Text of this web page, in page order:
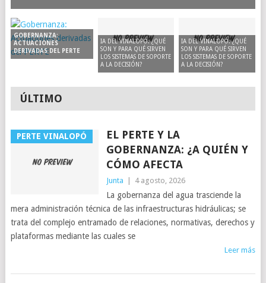
GOBERNANZA:
ACTUACIONES
DERIVADAS DEL PERTE
IA DEL VINALOPÓ: ¿QUÉ
SON Y PARA QUÉ SIRVEN
LOS SISTEMAS DE SOPORTE
A LA DECISIÓN?
IA DEL VINALOPÓ: ¿QUÉ
SON Y PARA QUÉ SIRVEN
LOS SISTEMAS DE SOPORTE
A LA DECISIÓN?
ÚLTIMO
PERTE VINALOPÓ
EL PERTE Y LA
GOBERNANZA: ¿A QUIÉN Y
CÓMO AFECTA
Junta | 4 agosto, 2026
La gobernanza del agua trasciende la
mera administración técnica de las infraestructuras hidráulicas; se
trata del complejo entramado de relaciones, normativas, derechos y
plataformas mediante las cuales se
Leer más